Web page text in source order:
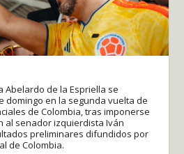
Abelardo de la Espriella se
domingo en la segunda vuelta de
de Colombia, tras imponerse
al senador izquierdista Iván
preliminares difundidos por
de Colombia.